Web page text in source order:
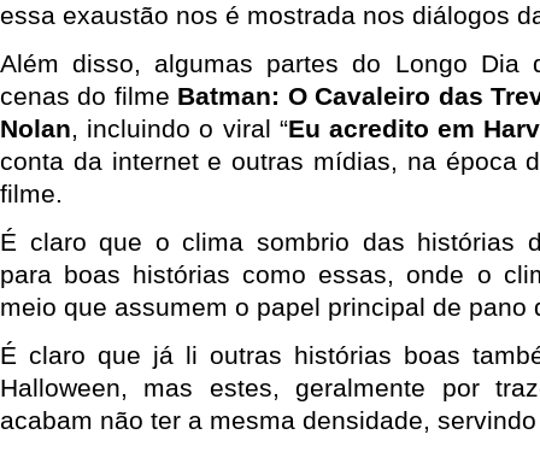
essa exaustão nos é mostrada nos diálogos
Além disso, algumas partes do Longo Dia
cenas do filme Batman: O Cavaleiro das
Nolan, incluindo o viral “Eu acredito em
conta da internet e outras mídias, na época
filme.
É claro que o clima sombrio das histórias
para boas histórias como essas, onde o
meio que assumem o papel principal de pano
É claro que já li outras histórias boas
Halloween, mas estes, geralmente por
acabam não ter a mesma densidade,